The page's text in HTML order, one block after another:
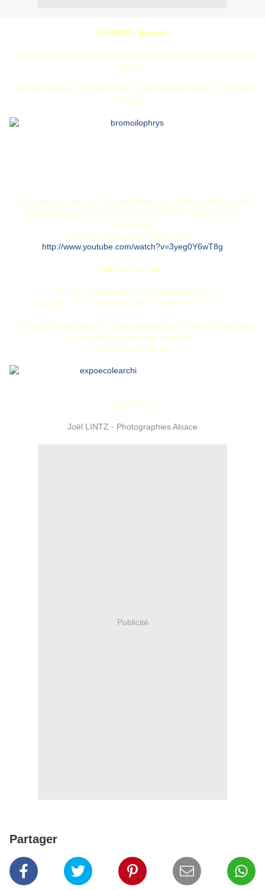
OPHRYS - Bromoil
Ophrys est une jolie péniche sur la commune d'Eckwersheim en
Alsace.
Voici une version "bromoil' d'une photo réalisée avec un Yashica
Mat EM.
Pour celles et ceux qui ne connaissent pas cette technique bien
particulière qu'est le bromoil datant de 1907 utilisée par les
pictorialistes,
regardez cette sympathique vidéo :
http://www.youtube.com/watch?v=3yeg0Y6wT8g
Joli mois de Mai :
J'ai été nominé à l'exposition photographie
organisée par la commune de Brumath les 5 et 6 mai.
Fin du mois j'expose pour deux semaines à l'école d'architecture
de Strasbourg avec des sténopés.
Vernissage le 31 mai.
A bientôt !!!
Joël LINTZ - Photographies Alsace
Publicité
Partager